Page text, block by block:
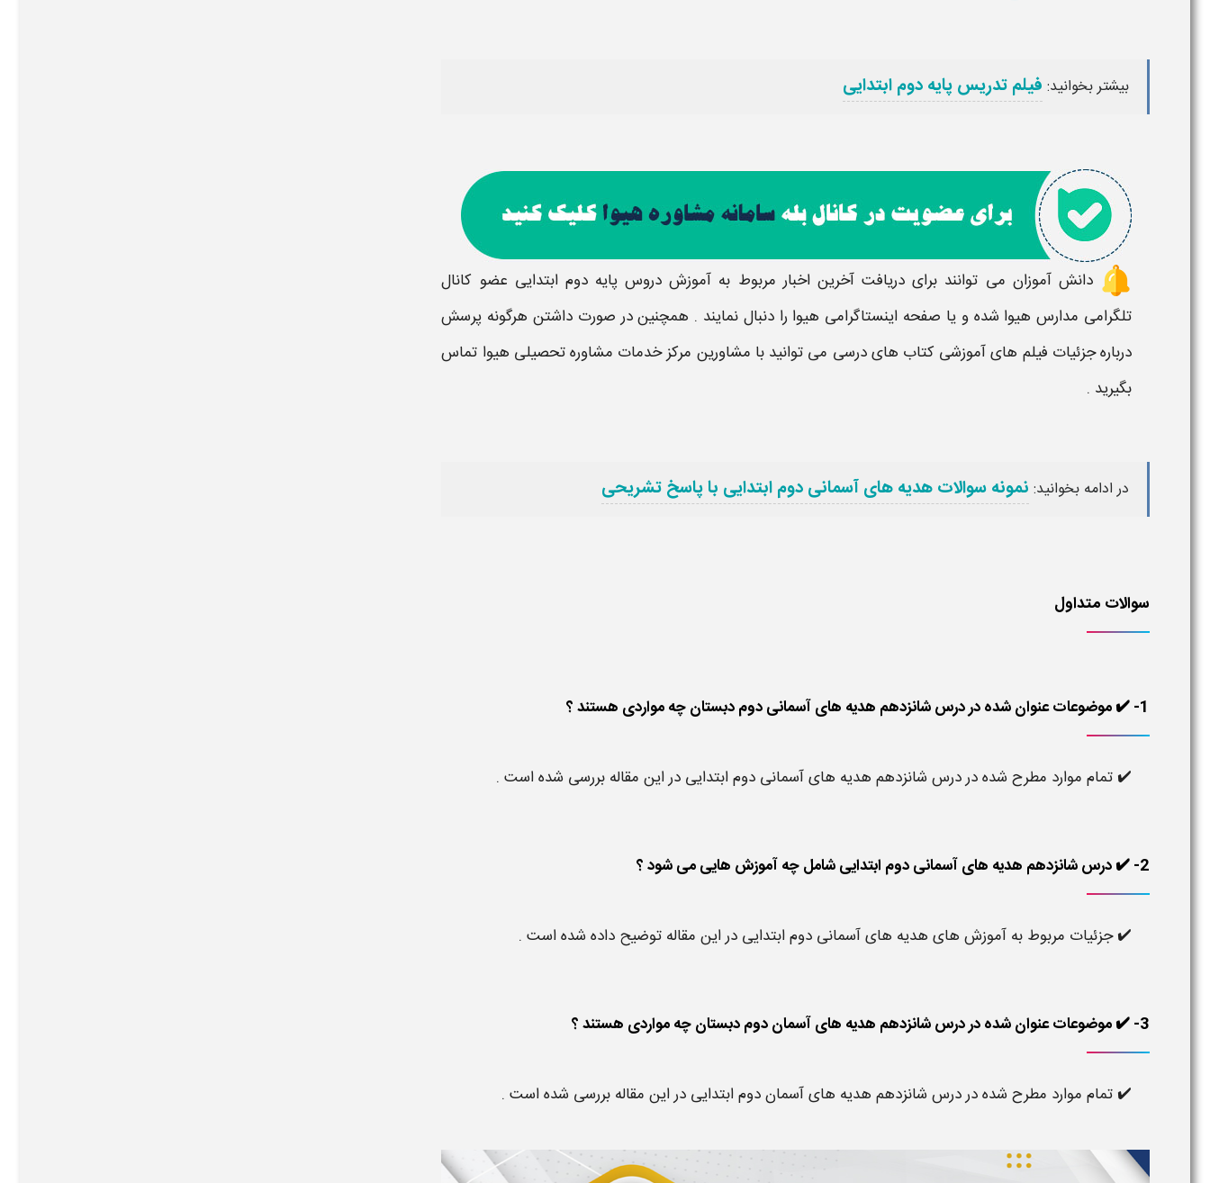
بیشتر بخوانید: فیلم تدریس پایه دوم ابتدایی
دانش آموزان می توانند برای دریافت آخرین اخبار مربوط به آموزش دروسپایه دوم ابتدایی عضو کانال
تلگرامی مدارس هیوا شده و یا صفحه اینستاگرامی هیوا را دنبال نمایند . همچنین در صورت داشتن هرگونه پرسش
درباره جزئیات فیلم های آموزشی کتاب های درسی می توانید با مشاورین مرکز خدمات مشاوره تحصیلی هیوا تماس
بگیرید .
در ادامه بخوانید: نمونه سوالات هدیه های آسمانی دوم ابتدایی با پاسخ تشریحی
سوالات متداول
1- ✔️ موضوعات عنوان شده در درس شانزدهم هدیه های آسمانی دوم دبستان چه مواردی هستند ؟
✔️ تمام موارد مطرح شده در درس شانزدهم هدیه های آسمانی دوم ابتدایی در این مقاله بررسی شده است .
2- ✔️ درس شانزدهم هدیه های آسمانی دوم ابتدایی شامل چه آموزش هایی می شود ؟
✔️ جزئیات مربوط به آموزش های هدیه های آسمانی دوم ابتدایی در این مقاله توضیح داده شده است .
3- ✔️ موضوعات عنوان شده در درس شانزدهم هدیه های آسمان دوم دبستان چه مواردی هستند ؟
✔️ تمام موارد مطرح شده در درس شانزدهم هدیه های آسمان دوم ابتدایی در این مقاله بررسی شده است .